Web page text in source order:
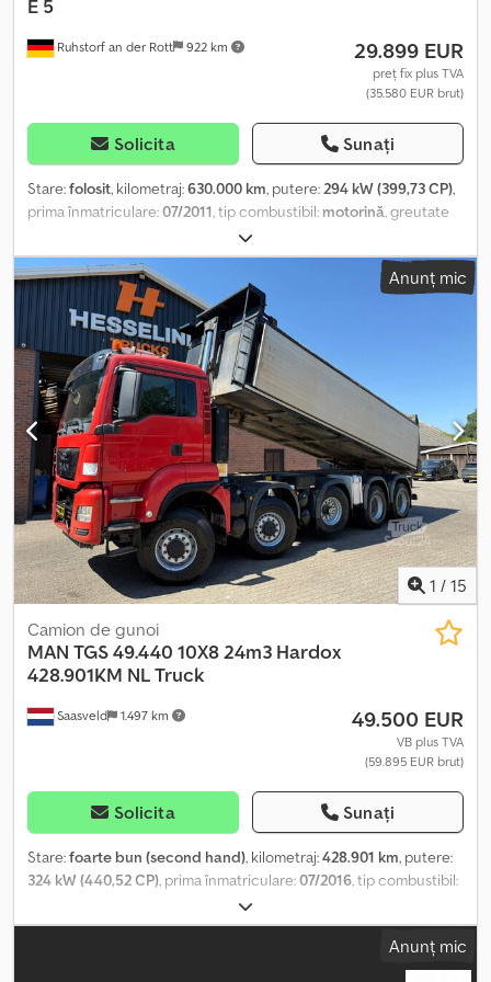
Ruhstorf an der Rott 922 km
E 5
29.899 EUR
preț fix plus TVA
(35.580 EUR brut)
Solicita Sunați
Stare:folosit, kilometraj:630.000 km, putere:294 kW (399,73 CP),
prima înmatriculare:07/2011, tip combustibil: motorină, greutate
, clasă de emisii:Euro 5
condiționat, program electronic de stabilitate (ESP), tracțiune
integrală, MAN TGS 28.400 !!!! FĂRĂ MACARAUA !!!!! Anul de
fabricație: km 6X4 - plus axă direcțională Transmisie automată
Euro 5 Basculantă cu 3 părți ----Vizitați site-ul nostru web:
germană/engleză/sârbă/croată/bosniacă/bulgară..... Goran
germană/engleză/p?????/?????..... Roman Ne ocupăm cu plăcere
de finanțarea sau leasingul dumneavoastră. Vânzare în UE: preț
net, după prezentarea documentelor companiei și a numărului de
înregistrare fiscală (TVA). Dkodpezlmarjfx Aflor Depozit TVA: 2000
€ Serviciile noastre pentru dumneavoastră: - Numere de
înmatriculare temporare - Documente de export și EUR1 -
Transport la nivel mondial - Opțiuni de cazare - Transfer de la
aeroportul din München sau de la gara din Passau
Anunț mic
1 / 15
Saasveld 1.497 km
Camion de gunoi
MAN TGS 49.440 10X8 24m3 Hardox
428.901KM NL Truck
49.500 EUR
VB plus TVA
(59.895 EUR brut)
Solicita Sunați
Stare:foarte bun (second hand), kilometraj:428.901 km, putere:
324 kW (440,52 CP), prima înmatriculare:07/2016, tip combustibil:
, ampatament:
combustibil:motorină, culoare:roșu, cabină șofer:cabina de zi,
, sarcină permisă
, sarcina maximă admisă pe axă (axa 2):
Anunț mic